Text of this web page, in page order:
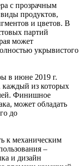
с прозрачным
продуктов,
и цветов. В
партий
может
укрывистого
в июне 2019 г.
каждый из которых
Финишное
может обладать
до
к механическим
–
и дизайн